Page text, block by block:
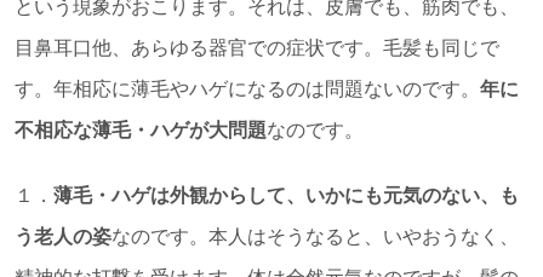
という現象がおこります。それは、皮膚でも、筋肉でも、
目鼻耳口他、あらゆる器官での症状です。毛髪も同じで
す。年相応に薄毛やハゲになるのは問題ないのです。 年に
不相応な薄毛・ハゲが大問題なのです。
１． 薄毛・ハゲは外観からして、いかにも元気のない、も
う老人の姿なのです。本人はそうなると、いやおうなく、